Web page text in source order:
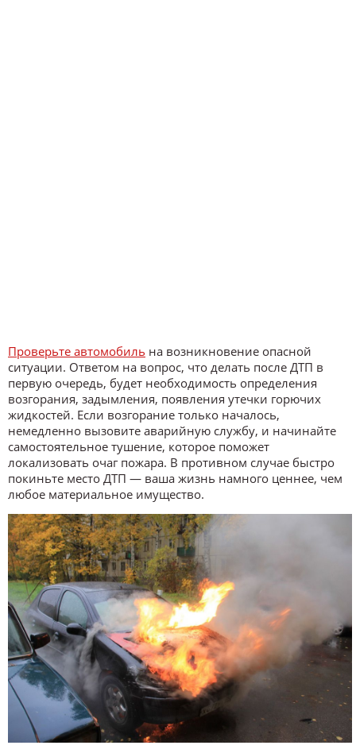
Проверьте автомобиль на возникновение опасной
ситуации. Ответом на вопрос, что делать после ДТП в
первую очередь, будет необходимость определения
возгорания, задымления, появления утечки горючих
жидкостей. Если возгорание только началось,
немедленно вызовите аварийную службу, и начинайте
самостоятельное тушение, которое поможет
локализовать очаг пожара. В противном случае быстро
покиньте место ДТП — ваша жизнь намного ценнее, чем
любое материальное имущество.